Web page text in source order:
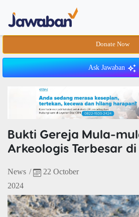
Donate Now
Ask Jawaban
Bukti Gereja Mula-
Arkeologis Terbesar
News /
22 October
2024